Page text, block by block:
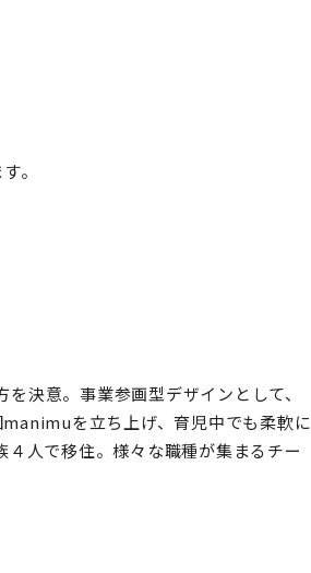
。
決意。事業参画型デザインとして、
を立ち上げ、育児中でも柔軟に
人で移住。様々な職種が集まるチー